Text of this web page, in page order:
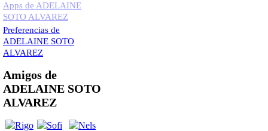
Apps de ADELAINE
SOTO ALVAREZ
Preferencias de
ADELAINE SOTO
ALVAREZ
Amigos de
ADELAINE SOTO
ALVAREZ